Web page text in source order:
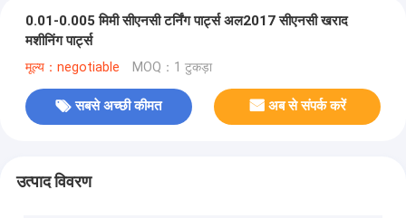
0.01-0.005 मिमी सीएनसी टर्निंग पार्ट्स अल2017 सीएनसी खराद
मशीनिंग पार्ट्स
मूल्य：negotiable MOQ：1 टुकड़ा
सबसे अच्छी कीमत अब से संपर्क करें
उत्पाद विवरण